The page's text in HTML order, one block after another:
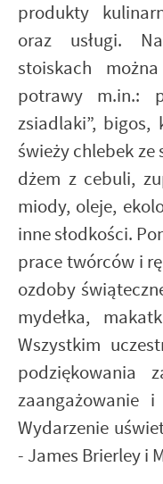
produkty
oraz usługi.
stoiskach
potrawy m.in.:
zsiadlaki”, bigos,
świeży chlebek
dżem z cebuli,
miody, oleje,
inne słodkości.
prace twórców i
ozdoby
mydełka,
Wszystkim
podziękowania
zaangażowanie
Wydarzenie
- James Brierley i